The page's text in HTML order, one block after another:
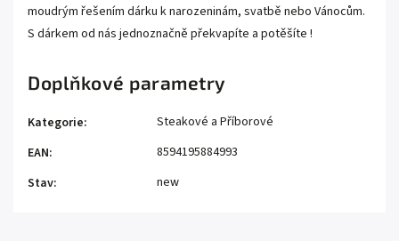
moudrým řešením dárku k narozeninám, svatbě nebo Vánocům.
S dárkem od nás jednoznačně překvapíte a potěšíte !
Doplňkové parametry
Kategorie:
Steakové a Příborové
EAN:
8594195884993
Stav: new